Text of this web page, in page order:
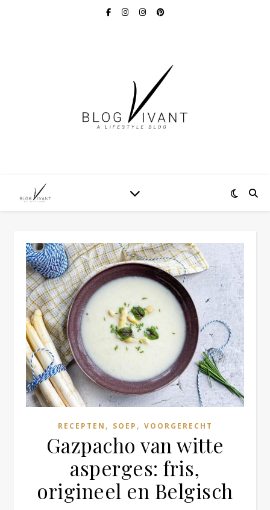
RECEPTEN , SOEP , VOORGERECHT
Gazpacho van witte
asperges: fris,
origineel en Belgisch